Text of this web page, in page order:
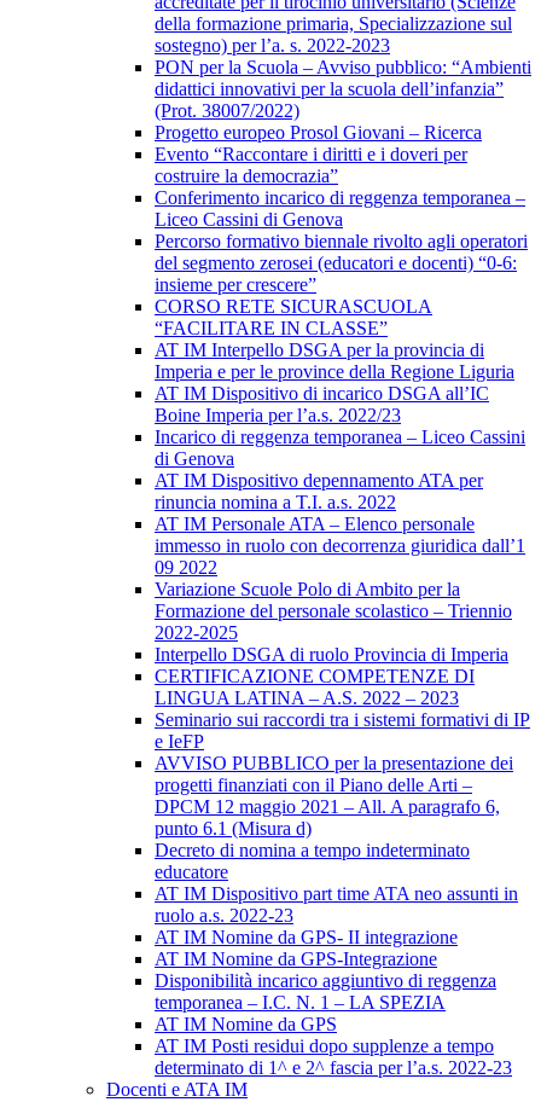
della formazione primaria, Specializzazione sul
sostegno) per l’a. s. 2022-2023
PON per la Scuola – Avviso pubblico: “Ambienti
didattici innovativi per la scuola dell’infanzia”
(Prot. 38007/2022)
Progetto europeo Prosol Giovani – Ricerca
Evento “Raccontare i diritti e i doveri per
costruire la democrazia”
Conferimento incarico di reggenza temporanea –
Liceo Cassini di Genova
Percorso formativo biennale rivolto agli operatori
del segmento zerosei (educatori e docenti) “0-6:
insieme per crescere”
CORSO RETE SICURASCUOLA
“FACILITARE IN CLASSE”
AT IM Interpello DSGA per la provincia di
Imperia e per le province della Regione Liguria
AT IM Dispositivo di incarico DSGA all’IC
Boine Imperia per l’a.s. 2022/23
Incarico di reggenza temporanea – Liceo Cassini
di Genova
AT IM Dispositivo depennamento ATA per
rinuncia nomina a T.I. a.s. 2022
AT IM Personale ATA – Elenco personale
immesso in ruolo con decorrenza giuridica dall’1
09 2022
Variazione Scuole Polo di Ambito per la
Formazione del personale scolastico – Triennio
2022-2025
Interpello DSGA di ruolo Provincia di Imperia
CERTIFICAZIONE COMPETENZE DI
LINGUA LATINA – A.S. 2022 – 2023
Seminario sui raccordi tra i sistemi formativi di IP
e IeFP
AVVISO PUBBLICO per la presentazione dei
progetti finanziati con il Piano delle Arti –
DPCM 12 maggio 2021 – All. A paragrafo 6,
punto 6.1 (Misura d)
Decreto di nomina a tempo indeterminato
educatore
AT IM Dispositivo part time ATA neo assunti in
ruolo a.s. 2022-23
AT IM Nomine da GPS- II integrazione
AT IM Nomine da GPS-Integrazione
Disponibilità incarico aggiuntivo di reggenza
temporanea – I.C. N. 1 – LA SPEZIA
AT IM Nomine da GPS
AT IM Posti residui dopo supplenze a tempo
determinato di 1^ e 2^ fascia per l’a.s. 2022-23
Docenti e ATA IM